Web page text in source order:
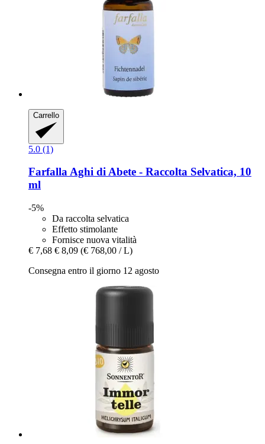
Carrello
5.0 (1)
FarfallaAghi di Abete -​ Raccolta Selvatica, 10
ml
-5%
Da raccolta selvatica
Effetto stimolante
Fornisce nuova vitalità
€ 7,68 € 8,09 (€ 768,00 / L)
Consegna entro il giorno 12 agosto